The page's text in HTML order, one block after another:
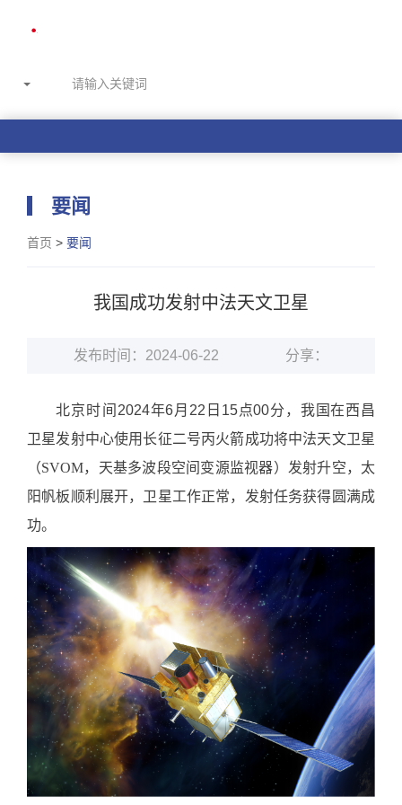
要闻
首页 > 要闻
我国成功发射中法天文卫星
发布时间：2024-06-22 分享：
北京时间 2024年6月22日15点00分， 我国在西昌
卫星发射中心使用长征二号丙火箭成功将中法天文卫星
（SVOM，天基多波段空间变源监视器） 发射升空，太
阳帆板顺利展开，卫星工作正常，发射任务获得圆满成
功。